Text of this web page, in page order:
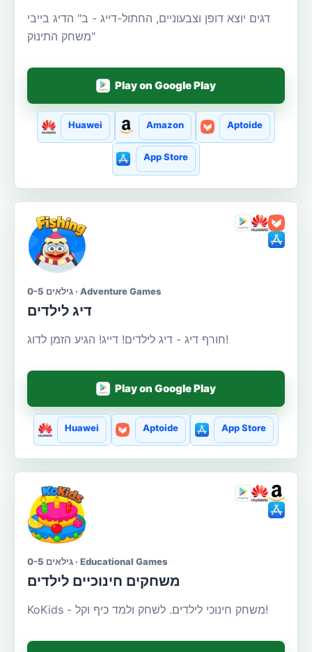
דגים יוצא דופן וצבעוניים, החתול-דייג - ב" הדיג בייבי
"משחק התינוק
Play on Google Play
Huawei Amazon Aptoide
App Store
גילאים 0-5 · Adventure Games
דיג לילדים
חורף דיג - דיג לילדים! דייג! הגיע הזמן לדוג!
Play on Google Play
Huawei Aptoide App Store
גילאים 0-5 · Educational Games
משחקים חינוכיים לילדים
KoKids - משחק חינוכי לילדים. לשחק ולמד כיף וקל!